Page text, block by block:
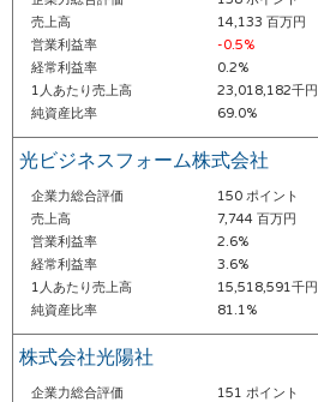
売上高
14,133 百万円
営業利益率
-0.5%
経常利益率
0.2%
1人あたり売上高
23,018,182千円
純資産比率
69.0%
光ビジネスフォーム株式会社
企業力総合評価
150 ポイント
売上高
7,744 百万円
営業利益率
2.6%
経常利益率
3.6%
1人あたり売上高
15,518,591千円
純資産比率
81.1%
株式会社光陽社
企業力総合評価
151 ポイント